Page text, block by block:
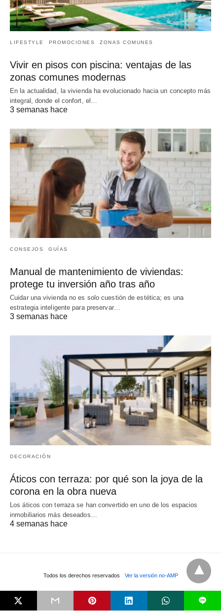
LIFESTYLE PROMOCIONES ZONAS COMUNES
Vivir en pisos con piscina: ventajas de las
zonas comunes modernas
En la actualidad, la vivienda ha evolucionado hacia un concepto más
integral, donde el confort, el…
3 semanas hace
CONSEJOS GUÍAS
Manual de mantenimiento de viviendas:
protege tu inversión año tras año
Cuidar una vivienda no es solo cuestión de estética; es una
estrategia inteligente para preservar…
3 semanas hace
DECORACIÓN
Áticos con terraza: por qué son la joya de la
corona en la obra nueva
Los áticos con terraza se han convertido en uno de los espacios
inmobiliarios más deseados…
4 semanas hace
Todos los derechos reservados Ver la versión no-AMP
L